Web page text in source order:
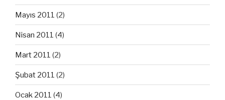
Mayıs 2011 (2)
Nisan 2011 (4)
Mart 2011 (2)
Şubat 2011 (2)
Ocak 2011 (4)